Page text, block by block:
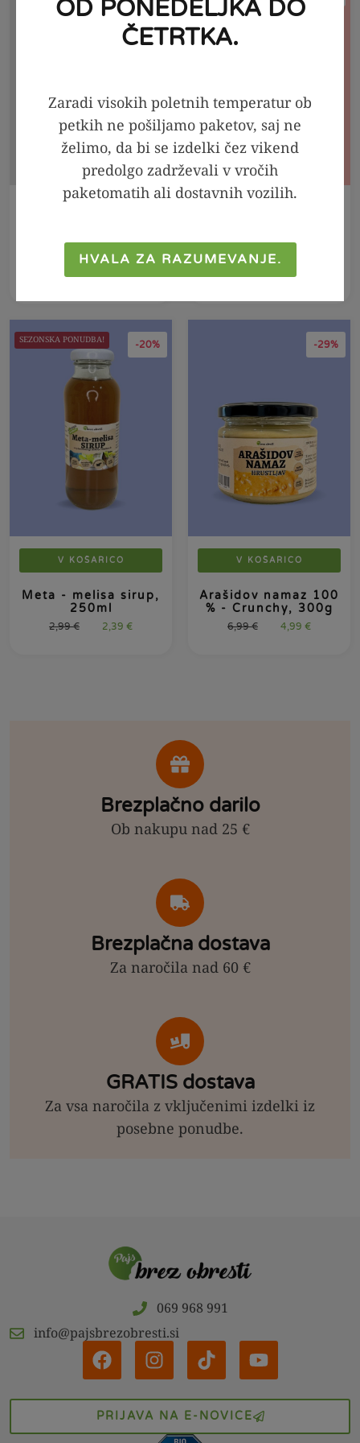
HIGH PROTEIN PDF
jedilnik
15,99€ 6,99€
Jagodni sirup brez
obresti, 250ml
3,99€ 3,19
-20%
SEZONSKA PONUDBA!
V KOŠARICO
Meta - melisa sirup,
250ml
2,99€ 2,39 €
-29%
V KOŠARICO
Arašidov namaz 100
% - Crunchy, 300g
6,99€ 4,99 €
Brezplačno darilo
Ob nakupu nad 25 €
Brezplačna dostava
Za naročila nad 60 €
GRATIS dostava
Za vsa naročila z vključenimi izdelki iz
posebne ponudbe.
069 968 991
info@pajsbrezobresti.si
PRIJAVA NA E-NOVICE
OD PONEDELJKA DO
ČETRTKA.
Zaradi visokih poletnih temperatur ob
petkih ne pošiljamo paketov, saj ne
želimo, da bi se izdelki čez vikend
predolgo zadrževali v vročih
paketomatih ali dostavnih vozilih.
HVALA ZA RAZUMEVANJE.